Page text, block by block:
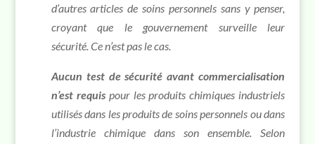
d’autres articles de soins personnels sans y penser,
croyant que le gouvernement surveille leur
sécurité. Ce n’est pas le cas.
Aucun test de sécurité avant commercialisation
n’est requispour les produits chimiques industriels
utilisés dans les produits de soins personnels ou dans
l’industrie chimique dans son ensemble. Selon